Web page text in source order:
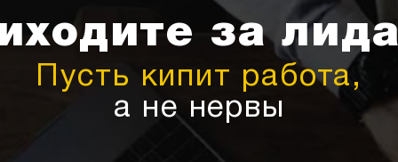
за
Пусть кипит работа,
а не нервы